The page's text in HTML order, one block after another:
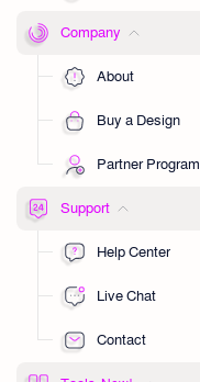
Company
About
Buy a Design
Partner Program
Support
Help Center
Live Chat
Contact